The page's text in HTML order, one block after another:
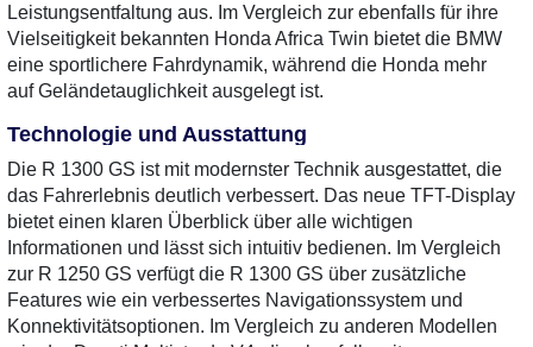
Leistungsentfaltung aus. Im Vergleich zur ebenfalls für ihre
Vielseitigkeit bekannten Honda Africa Twin bietet die BMW
eine sportlichere Fahrdynamik, während die Honda mehr
auf Geländetauglichkeit ausgelegt ist.
Technologie und Ausstattung
Die R 1300 GS ist mit modernster Technik ausgestattet, die
das Fahrerlebnis deutlich verbessert. Das neue TFT-Display
bietet einen klaren Überblick über alle wichtigen
Informationen und lässt sich intuitiv bedienen. Im Vergleich
zur R 1250 GS verfügt die R 1300 GS über zusätzliche
Features wie ein verbessertes Navigationssystem und
Konnektivitätsoptionen. Im Vergleich zu anderen Modellen